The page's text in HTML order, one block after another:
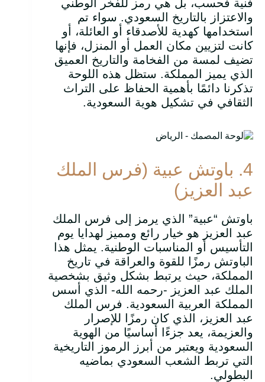
فنية فحسب، بل هي رمز للفخر الوطني
والاعتزاز بالتاريخ السعودي. سواء تم
استخدامها كهدية للأصدقاء أو العائلة، أو
كانت لتزيين مكان العمل أو المنزل، فإنها
تضيف لمسة من الفخامة والتاريخ العميق
الذي يميز المملكة. ستظل هذه اللوحة
تذكرنا دائمًا بأهمية الحفاظ على التراث
الثقافي في تشكيل هوية السعودية.
4. باوتش عبية (فرس الملك
عبد العزيز)
باوتش “عبية” الذي يرمز إلى فرس الملك
عبد العزيز هو خيار رائع ومميز لهدايا يوم
التأسيس أو المناسبات الوطنية. يمثل هذا
الباوتش رمزًا للقوة والعراقة في تاريخ
المملكة، حيث يرتبط بشكل وثيق بشخصية
الملك عبد العزيز -رحمه الله- الذي أسس
المملكة العربية السعودية. فرس الملك
عبد العزيز، الذي كان رمزًا للإصرار
والعزيمة، يعد جزءًا أساسيًا من الهوية
السعودية ويعتبر من أبرز الرموز التاريخية
التي تربط الشعب السعودي بماضيه
البطولي.